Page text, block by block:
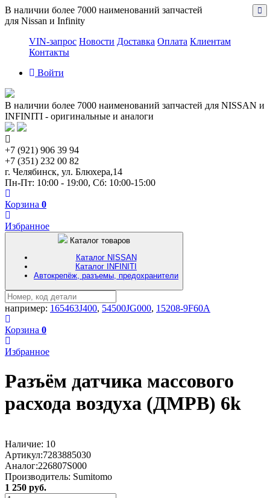
В наличии более 7000 наименований запчастей
для Nissan и Infinity
VIN-запрос Новости Доставка Оплата Клиентам
Контакты
Войти
В наличии более 7000 наименований запчастей для NISSAN и
INFINITI - оригинальные и аналоги
+7 (921) 906 39 94
+7 (351) 232 00 82
г. Челябинск, ул. Блюхера,14
Пн-Пт: 10:00 - 19:00, Сб: 10:00-15:00
Корзина 0
Избранное
Каталог товаров
Каталог NISSAN
Каталог INFINITI
Автокрепёж, разъемы, предохранители
например: 165463J400, 54500JG000, 15208-9F60A
Корзина 0
Избранное
Разъём датчика массового
расхода воздуха (ДМРВ) 6k
Наличие: 10
Артикул:7283885030
Аналог:226807S000
Производитель: Sumitomo
1 250 руб.